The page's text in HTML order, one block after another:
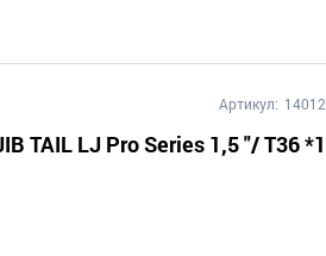
Артикул:
TAIL LJ Pro Series 1,5 "/ T36